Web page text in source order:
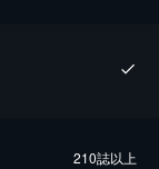
210誌以上